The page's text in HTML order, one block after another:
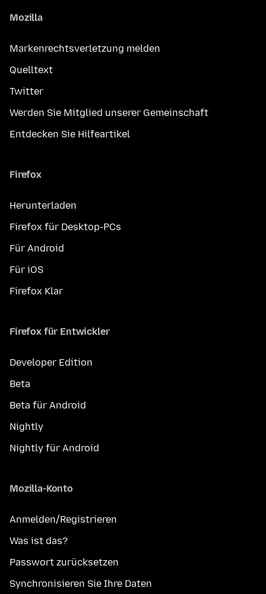
Mozilla
Markenrechtsverletzung melden
Quelltext
Twitter
Werden Sie Mitglied unserer Gemeinschaft
Entdecken Sie Hilfeartikel
Firefox
Herunterladen
Firefox für Desktop-PCs
Für Android
Für iOS
Firefox Klar
Firefox für Entwickler
Developer Edition
Beta
Beta für Android
Nightly
Nightly für Android
Mozilla-Konto
Anmelden/Registrieren
Was ist das?
Passwort zurücksetzen
Synchronisieren Sie Ihre Daten